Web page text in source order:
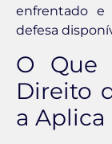
enfrentado e
defesa
O Que
Direito
a Aplica